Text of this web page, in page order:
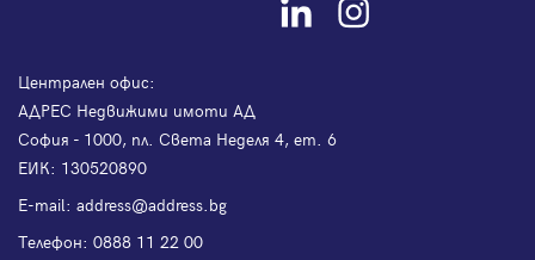
Централен офис:
АДРЕС Недвижими имоти АД
София - 1000, пл. Света Неделя 4, ет. 6
ЕИК: 130520890
Е-mail: address@address.bg
Телефон: 0888 11 22 00